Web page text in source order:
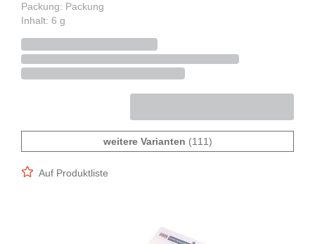
Packung: Packung
Inhalt: 6 g
weitere Varianten (111)
Auf Produktliste